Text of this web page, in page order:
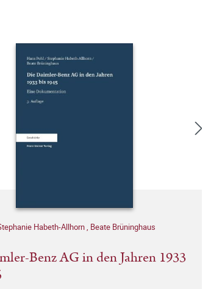
Habeth-Allhorn, Beate Brüninghaus
Benz AG in den Jahren 1933